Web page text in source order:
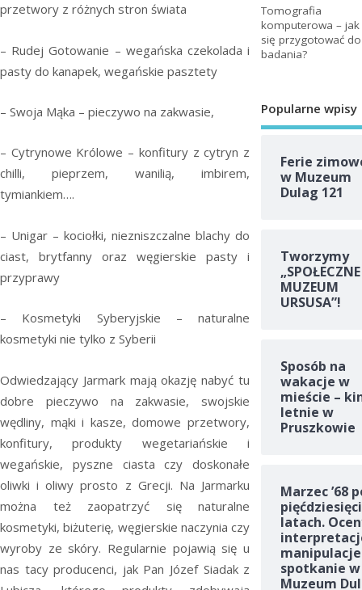
przetwory z różnych stron świata
– Rudej Gotowanie – wegańska czekolada i
pasty do kanapek, wegańskie pasztety
– Swoja Mąka – pieczywo na zakwasie,
– Cytrynowe Królowe – konfitury z cytryn z
chilli, pieprzem, wanilią, imbirem,
tymiankiem….
– Unigar – kociołki, niezniszczalne blachy do
ciast, brytfanny oraz węgierskie pasty i
przyprawy
– Kosmetyki Syberyjskie – naturalne
kosmetyki nie tylko z Syberii
Odwiedzający Jarmark mają okazję nabyć tu
dobre pieczywo na zakwasie, swojskie
wędliny, mąki i kasze, domowe przetwory,
konfitury, produkty wegetariańskie i
wegańskie, pyszne ciasta czy doskonałe
oliwki i oliwy prosto z Grecji. Na Jarmarku
można też zaopatrzyć się naturalne
kosmetyki, biżuterię, węgierskie naczynia czy
wyroby ze skóry. Regularnie pojawią się u
nas tacy producenci, jak Pan Józef Siadak z
Tomografia
komputerowa – jak
się przygotować do
badania?
Popularne wpisy
Ferie
w Muzeum
Dulag 121
Tworzymy
„SPOŁECZNE
MUZEUM
URSUSA”!
Sposób na
wakacje w
mieście –
letnie w
Pruszkowie
Marzec ’68
latach.
spotkanie w
Muzeum